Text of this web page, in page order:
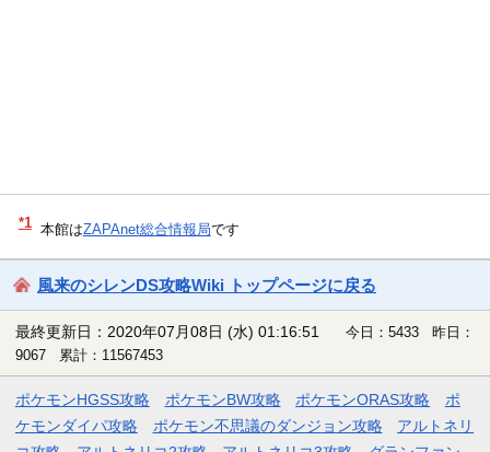
*1 本館はZAPAnet総合情報局です
風来のシレンDS攻略Wiki トップページに戻る
最終更新日：2020年07月08日 (水) 01:16:51
今日：5433 昨日：
9067 累計：11567453
ポケモンHGSS攻略 ポケモンBW攻略 ポケモンORAS攻略
ポ
ケモンダイパ攻略
ポケモン不思議のダンジョン攻略
アルトネリ